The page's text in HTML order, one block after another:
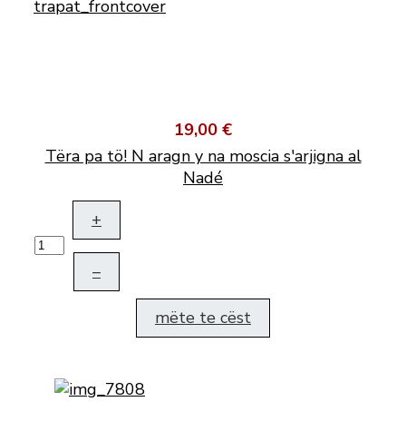
19,00 €
Tëra pa tö! N aragn y na moscia s'arjigna al
Nadé
+
–
mëte te cëst